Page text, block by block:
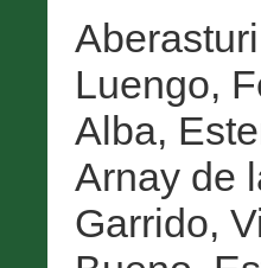
Luengo,
Alba,
Arnay de
Garrido,